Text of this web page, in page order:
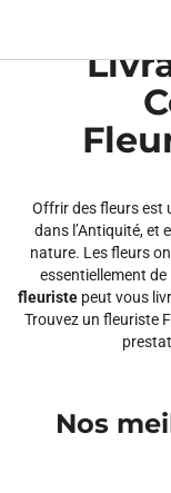
Offrir des fleurs est
dans l’Antiquité, et
nature. Les fleurs
essentiellement de
fleuriste peut vous
Trouvez un fleuriste
Nos